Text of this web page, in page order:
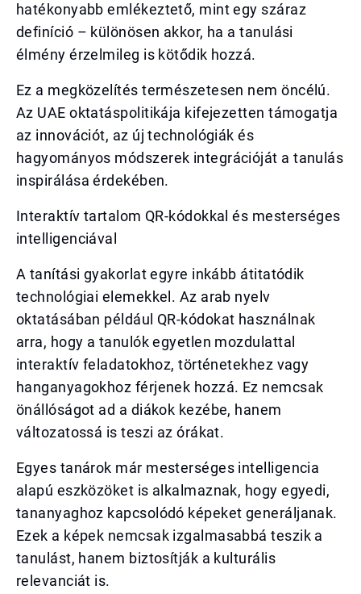
hatékonyabb emlékeztető, mint egy száraz
definíció – különösen akkor, ha a tanulási
élmény érzelmileg is kötődik hozzá.
Ez a megközelítés természetesen nem öncélú.
Az UAE oktatáspolitikája kifejezetten támogatja
az innovációt, az új technológiák és
hagyományos módszerek integrációját a tanulás
inspirálása érdekében.
Interaktív tartalom QR-kódokkal és mesterséges
intelligenciával
A tanítási gyakorlat egyre inkább átitatódik
technológiai elemekkel. Az arab nyelv
oktatásában például QR-kódokat használnak
arra, hogy a tanulók egyetlen mozdulattal
interaktív feladatokhoz, történetekhez vagy
hanganyagokhoz férjenek hozzá. Ez nemcsak
önállóságot ad a diákok kezébe, hanem
változatossá is teszi az órákat.
Egyes tanárok már mesterséges intelligencia
alapú eszközöket is alkalmaznak, hogy egyedi,
tananyaghoz kapcsolódó képeket generáljanak.
Ezek a képek nemcsak izgalmasabbá teszik a
tanulást, hanem biztosítják a kulturális
relevanciát is.